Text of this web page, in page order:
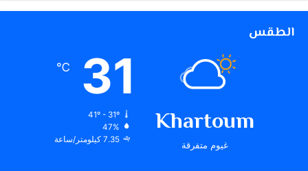
الطقس
Khartoum
غيوم متفرقة
31
℃
41º - 31º
47%
7.35 كيلومتر/ساعة